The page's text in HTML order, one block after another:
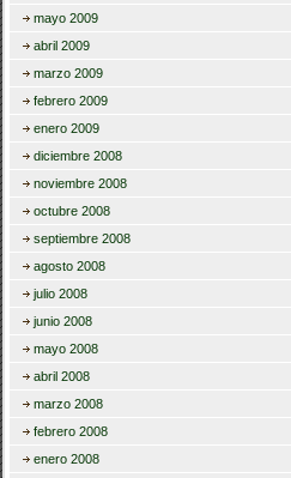
mayo 2009
abril 2009
marzo 2009
febrero 2009
enero 2009
diciembre 2008
noviembre 2008
octubre 2008
septiembre 2008
agosto 2008
julio 2008
junio 2008
mayo 2008
abril 2008
marzo 2008
febrero 2008
enero 2008